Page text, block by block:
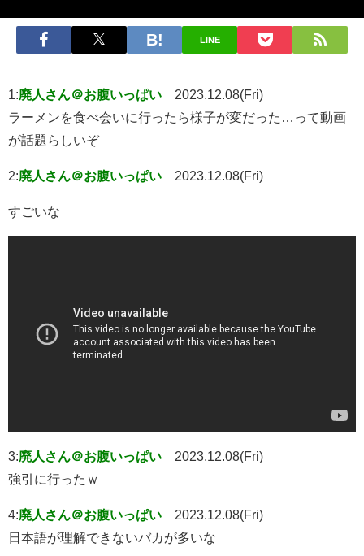
LINE
1:廃人さん＠お腹いっぱい
2023.12.08(Fri)
ラーメンを食べ会いに行ったら様子が変だった…って動画
が話題らしいぞ
2:廃人さん＠お腹いっぱい 2023.12.08(Fri)
すごいな
3:廃人さん＠お腹いっぱい
2023.12.08(Fri)
強引に行ったｗ
4:廃人さん＠お腹いっぱい
2023.12.08(Fri)
日本語が理解できないバカが多いな